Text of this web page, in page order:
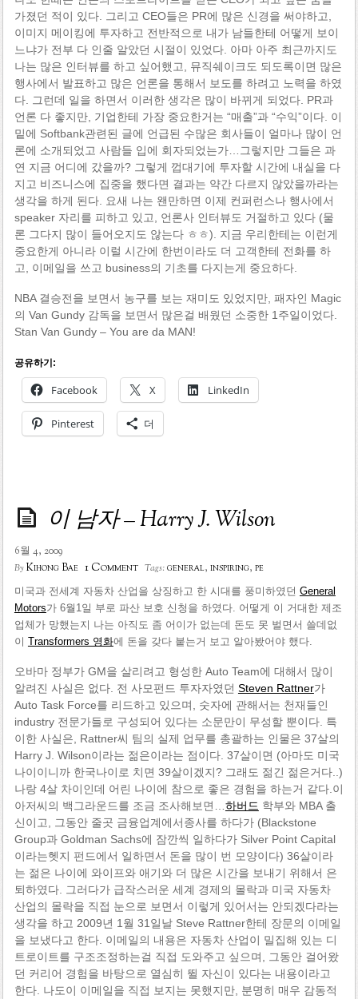
가졌던 적이 있다. 그리고 CEO들은 PR에 많은 신경을 써야하고,
이미지 메이킹에 투자하고 전반적으로 내가 남들한테 어떻게 보이
느냐가 전부 다 인줄 알았던 시절이 있었다. 아마 아주 최근까지도
나는 많은 인터뷰를 하고 싶어했고, 뮤직쉐이크도 되도록이면 많은
행사에서 발표하고 많은 언론을 통해서 보도를 하려고 노력을 하였
다. 그런데 일을 하면서 이러한 생각은 많이 바뀌게 되었다. PR과
언론 다 좋지만, 기업한테 가장 중요한거는 “매출”과 “수익”이다. 이
밑에 Softbank관련된 글에 언급된 수많은 회사들이 얼마나 많이 언
론에 소개되었고 사람들 입에 회자되었는가…그렇지만 그들은 과
연 지금 어디에 갔을까? 그렇게 껍대기에 투자할 시간에 내실을 다
지고 비즈니스에 집중을 했다면 결과는 약간 다르지 않았을까라는
생각을 하게 된다. 요새 나는 왠만하면 이제 컨퍼런스나 행사에서
speaker 자리를 피하고 있고, 언론사 인터뷰도 거절하고 있다 (물
론 그다지 많이 들어오지도 않는다 ㅎㅎ). 지금 우리한테는 이런게
중요한게 아니라 이럴 시간에 한번이라도 더 고객한테 전화를 하
고, 이메일을 쓰고 business의 기초를 다지는게 중요하다.
NBA 결승전을 보면서 농구를 보는 재미도 있었지만, 패자인 Magic
의 Van Gundy 감독을 보면서 많은걸 배웠던 소중한 1주일이었다.
Stan Van Gundy – You are da MAN!
공유하기:
Facebook X LinkedIn
Pinterest 더
이 남자 – Harry J. Wilson
6월 4, 2009
ByKihong Bae 1 Comment Tags:general, inspiring, pe
미국과 전세계 자동차 산업을 상징하고 한 시대를 풍미하였던 General
Motors가 6월1일 부로 파산 보호 신청을 하였다. 어떻게 이 거대한 제조
업체가 망했는지 나는 아직도 좀 어이가 없는데 돈도 못 벌면서 쓸데없
이 Transformers 영화에 돈을 갖다 붙는거 보고 알아봤어야 했다.
오바마 정부가 GM을 살리려고 형성한 Auto Team에 대해서 많이
알려진 사실은 없다. 전 사모펀드 투자자였던 Steven Rattner가
Auto Task Force를 리드하고 있으며, 숫자에 관해서는 천재들인
industry 전문가들로 구성되어 있다는 소문만이 무성할 뿐이다. 특
이한 사실은, Rattner씨 팀의 실제 업무를 총괄하는 인물은 37살의
Harry J. Wilson이라는 젊은이라는 점이다. 37살이면 (아마도 미국
나이이니까 한국나이로 치면 39살이겠지? 그래도 젊긴 젊은거다..)
나랑 4살 차이인데 어린 나이에 참으로 좋은 경험을 하는거 같다.이
아저씨의 백그라운드를 조금 조사해보면… 하버드 학부와 MBA 출
신이고, 그동안 줄곳 금융업계에서종사를 하다가 (Blackstone
Group과 Goldman Sachs에 잠깐씩 일하다가 Silver Point Capital
이라는헷지 펀드에서 일하면서 돈을 많이 번 모양이다) 36살이라
는 젊은 나이에 와이프와 애기와 더 많은 시간을 보내기 위해서 은
퇴하였다. 그러다가 급작스러운 세계 경제의 몰락과 미국 자동차
산업의 몰락을 직접 눈으로 보면서 이렇게 있어서는 안되겠다라는
생각을 하고 2009년 1월 31일날 Steve Rattner한테 장문의 이메일
을 보냈다고 한다. 이메일의 내용은 자동차 산업이 밀집해 있는 디
트로이트를 구조조정하는걸 직접 도와주고 싶으며, 그동안 걸어왔
던 커리어 경험을 바탕으로 열심히 뛸 자신이 있다는 내용이라고
한다. 나도이 이메일을 직접 보지는 못했지만, 분명히 매우 감동적